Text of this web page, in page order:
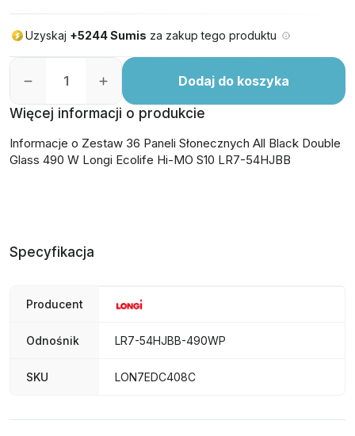
Uzyskaj +5244 Sumis za zakup tego produktu
Dodaj do koszyka
Więcej informacji o produkcie
Informacje o Zestaw 36 Paneli Słonecznych All Black Double
Glass 490 W Longi Ecolife Hi-MO S10 LR7-54HJBB
Specyfikacja
Producent
Odnośnik LR7-54HJBB-490WP
SKU LON7EDC408C